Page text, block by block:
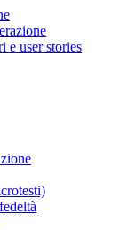
e user stories